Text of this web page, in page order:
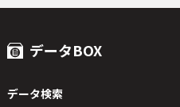
データBOX
データ検索